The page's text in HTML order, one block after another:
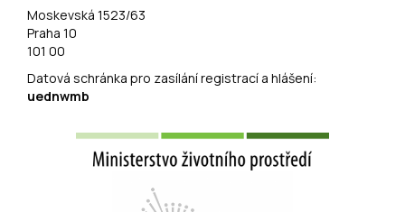
Moskevská 1523/63
Praha 10
101 00
Datová schránka pro zasílání registrací a hlášení:
uednwmb